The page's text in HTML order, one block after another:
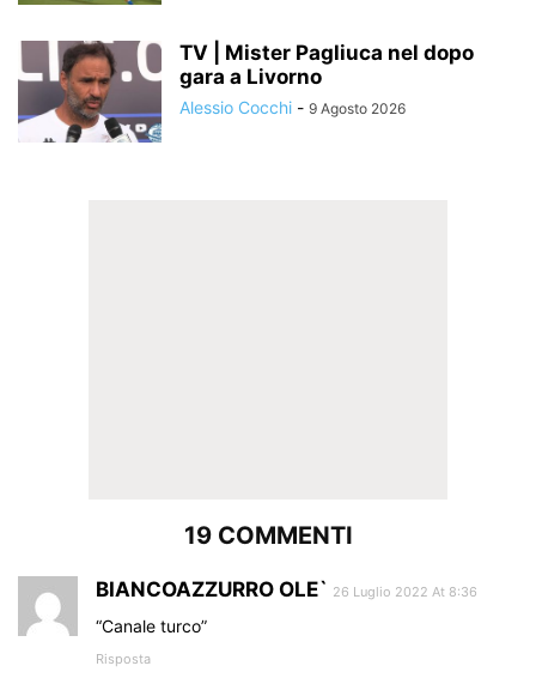
TV | Mister Pagliuca nel dopo
gara a Livorno
Alessio Cocchi - 9 Agosto 2026
19 COMMENTI
BIANCOAZZURRO OLE` 26 Luglio 2022 At 8:36
“Canale turco”
Risposta